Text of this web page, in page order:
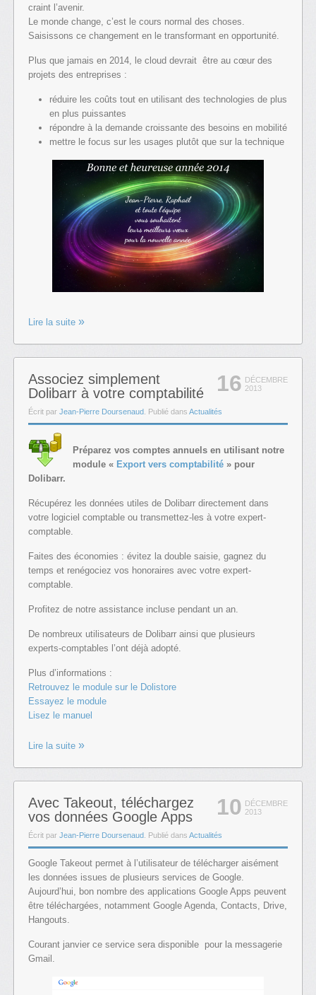
craint l’avenir.
Le monde change, c’est le cours normal des choses.
Saisissons ce changement en le transformant en opportunité.
Plus que jamais en 2014, le cloud devrait être au cœur des
projets des entreprises :
réduire les coûts tout en utilisant des technologies de plus
en plus puissantes
répondre à la demande croissante des besoins en mobilité
mettre le focus sur les usages plutôt que sur la technique
Lire la suite
16 DÉCEMBRE
2013
Associez simplement
Dolibarr à votre comptabilité
Écrit par Jean-Pierre Doursenaud . Publié dans Actualités
Préparez vos comptes annuels en utilisant notre
module « Export vers comptabilité » pour
Dolibarr.
Récupérez les données utiles de Dolibarr directement dans
votre logiciel comptable ou transmettez-les à votre expert-
comptable.
Faites des économies : évitez la double saisie, gagnez du
temps et renégociez vos honoraires avec votre expert-
comptable.
Profitez de notre assistance incluse pendant un an.
De nombreux utilisateurs de Dolibarr ainsi que plusieurs
experts-comptables l’ont déjà adopté.
Plus d’informations :
Retrouvez le module sur le Dolistore
Essayez le module
Lisez le manuel
Lire la suite
10 DÉCEMBRE
2013
Avec Takeout, téléchargez
vos données Google Apps
Écrit par Jean-Pierre Doursenaud . Publié dans Actualités
Google Takeout permet à l’utilisateur de télécharger aisément
les données issues de plusieurs services de Google.
Aujourd’hui, bon nombre des applications Google Apps peuvent
être téléchargées, notamment Google Agenda, Contacts, Drive,
Hangouts.
Courant janvier ce service sera disponible pour la messagerie
Gmail.